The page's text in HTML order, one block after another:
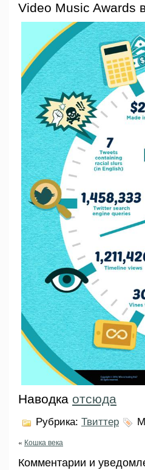
Video Music Awards
Наводка отсюда
Рубрика: Твиттер
« Кошка века
Комментарии и